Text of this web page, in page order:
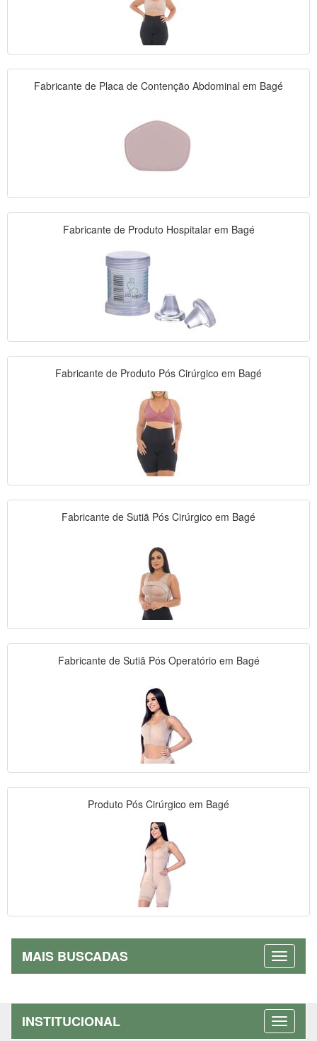
Fabricante de Placa de Contenção Abdominal em Bagé
Fabricante de Produto Hospitalar em Bagé
Fabricante de Produto Pós Cirúrgico em Bagé
Fabricante de Sutiã Pós Cirúrgico em Bagé
Fabricante de Sutiã Pós Operatório em Bagé
Produto Pós Cirúrgico em Bagé
MAIS BUSCADAS
INSTITUCIONAL